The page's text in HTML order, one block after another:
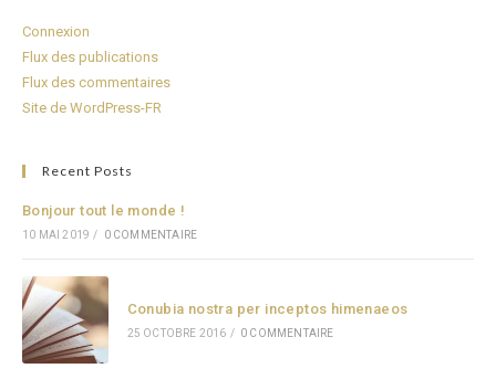
Connexion
Flux des publications
Flux des commentaires
Site de WordPress-FR
Recent Posts
Bonjour tout le monde !
10 MAI 2019 / 0 COMMENTAIRE
Conubia nostra per inceptos himenaeos
25 OCTOBRE 2016 / 0 COMMENTAIRE